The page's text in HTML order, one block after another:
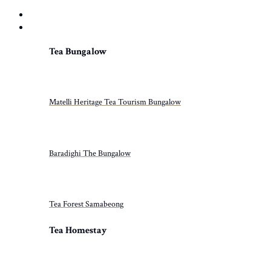
Tea Bungalow
Matelli Heritage Tea Tourism Bungalow
Baradighi The Bungalow
Tea Forest Samabeong
Tea Homestay